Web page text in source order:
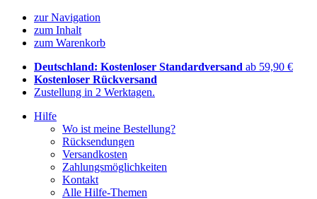
zur Navigation
zum Inhalt
zum Warenkorb
Deutschland: Kostenloser Standardversand ab 59,90 €
Kostenloser Rückversand
Zustellung in 2 Werktagen.
Hilfe
Wo ist meine Bestellung?
Rücksendungen
Versandkosten
Zahlungsmöglichkeiten
Kontakt
Alle Hilfe-Themen